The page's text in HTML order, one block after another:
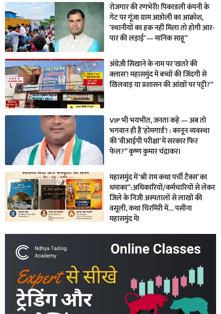
रोजगार की रणभेरी! पिकाडली कंपनी के
गेट पर गूंजा ग्राम अछोली का आक्रोश,
‘स्थानीयों का हक नहीं मिला तो होगी आर-
पार की लड़ाई’ — मानिक साहू”
अंग्रेज़ी सिखाने के नाम पर ‘खतरे की
क्लास’! महासमुंद में बच्चों की जिंदगी से
खिलवाड़ या प्रशासन की आंखों पर पट्टी?”
VIP भी भयभीत, जनता कहे — अब तो
भगवान ही हैं ‘होमगार्ड’! : कानून व्यवस्था
की ‘वीआईपी परीक्षा’ में सरकार फिर
फेल?” कृष्ण कुमार चंद्राकर।
महासमुंद में ‘श्री राम कथा पर्ची टैक्स’ का
धमाका”:अधिकारियों/कर्मचारियों से लेकर
जिले के निजी अस्पतालों से लाखों की
वसूली, कथा चिरमिरी में… पसीना
महासमुंद में!